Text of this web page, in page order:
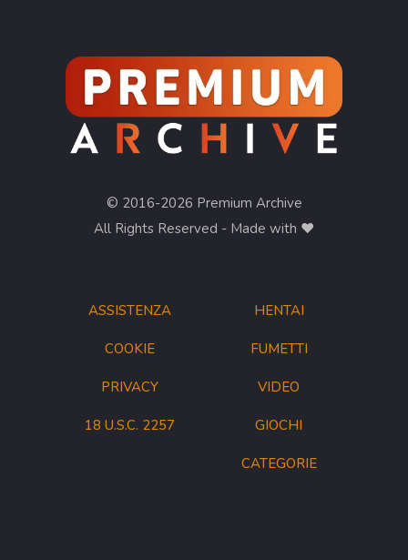
ASSISTENZA
COOKIE
PRIVACY
18 U.S.C. 2257
© 2016-2026 Premium Archive
All Rights Reserved - Made with ❤︎
HENTAI
FUMETTI
VIDEO
GIOCHI
CATEGORIE